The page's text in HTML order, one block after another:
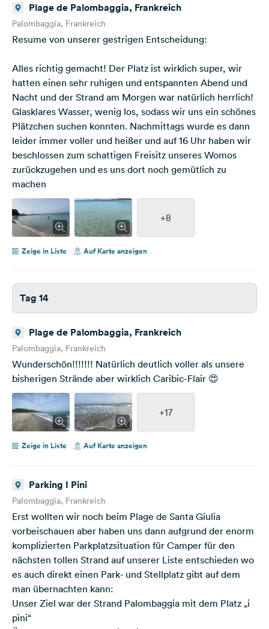
Plage de Palombaggia, Frankreich
Palombaggia, Frankreich
Resume von unserer gestrigen Entscheidung:
Alles richtig gemacht! Der Platz ist wirklich super, wir
hatten einen sehr ruhigen und entspannten Abend und
Nacht und der Strand am Morgen war natürlich herrlich!
Glasklares Wasser, wenig los, sodass wir uns ein schönes
Plätzchen suchen konnten. Nachmittags wurde es dann
leider immer voller und heißer und auf 16 Uhr haben wir
beschlossen zum schattigen Freisitz unseres Womos
zurückzugehen und es uns dort noch gemütlich zu
machen
+8
Zeige in Liste Auf Karte anzeigen
Tag 14
Plage de Palombaggia, Frankreich
Palombaggia, Frankreich
Wunderschön!!!!!!! Natürlich deutlich voller als unsere
bisherigen Strände aber wirklich Caribic-Flair 😍
+17
Zeige in Liste Auf Karte anzeigen
Parking I Pini
Palombaggia, Frankreich
Erst wollten wir noch beim Plage de Santa Giulia
vorbeischauen aber haben uns dann aufgrund der enorm
komplizierten Parkplatzsituation für Camper für den
nächsten tollen Strand auf unserer Liste entschieden wo
es auch direkt einen Park- und Stellplatz gibt auf dem
man übernachten kann:
Unser Ziel war der Strand Palombaggia mit dem Platz „i
pini“